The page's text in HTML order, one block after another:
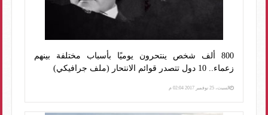
800 ألف شخص ينتحرون يوميًا بأسباب مختلفة بينهم
زعماء.. 10 دول تتصدر قوائم الانتحار (ملف جرافيكي)
السبت، 25 نوفمبر 2017 02:04 م